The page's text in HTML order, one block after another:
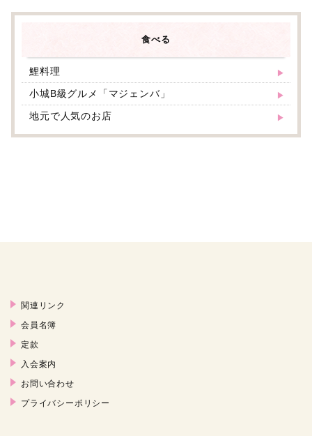
食べる
鯉料理
小城B級グルメ「マジェンバ」
地元で人気のお店
関連リンク
会員名簿
定款
入会案内
お問い合わせ
プライバシーポリシー